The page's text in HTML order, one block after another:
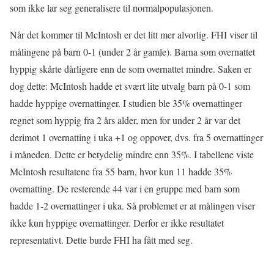
som ikke lar seg generalisere til normalpopulasjonen.
Når det kommer til McIntosh er det litt mer alvorlig. FHI viser til
målingene på barn 0-1 (under 2 år gamle). Barna som overnattet
hyppig skårte dårligere enn de som overnattet mindre. Saken er
dog dette: McIntosh hadde et svært lite utvalg barn på 0-1 som
hadde hyppige overnattinger. I studien ble 35% overnattinger
regnet som hyppig fra 2 års alder, men for under 2 år var det
derimot 1 overnatting i uka +1 og oppover, dvs. fra 5 overnattinger
i måneden. Dette er betydelig mindre enn 35%. I tabellene viste
McIntosh resultatene fra 55 barn, hvor kun 11 hadde 35%
overnatting. De resterende 44 var i en gruppe med barn som
hadde 1-2 overnattinger i uka. Så problemet er at målingen viser
ikke kun hyppige overnattinger. Derfor er ikke resultatet
representativt. Dette burde FHI ha fått med seg.